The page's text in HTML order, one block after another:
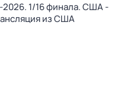
1/16 финала. США -
из США